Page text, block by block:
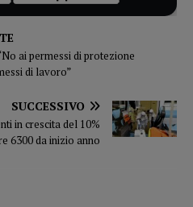
ai permessi di protezione
di lavoro”
SUCCESSIVO
in crescita del 10%
6300 da inizio anno